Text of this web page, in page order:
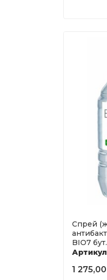
Спрей
BIO7
1